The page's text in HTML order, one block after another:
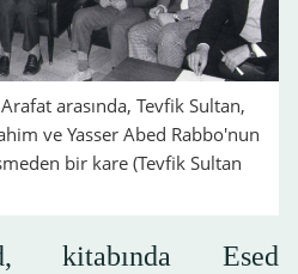
arasında, Tevfik Sultan,
ve Yasser Abed Rabbo'nun
bir kare (Tevfik Sultan
kitabında Esed